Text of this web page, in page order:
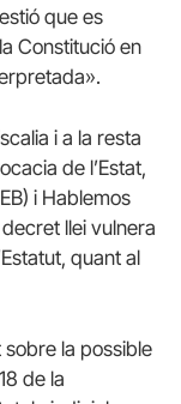
que es
Constitució en
i a la resta
de l’Estat,
i Hablemos
llei vulnera
quant al
la possible
de la